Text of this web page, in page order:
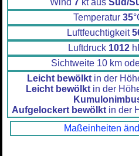
Wind 7kt aus Süd/
Temperatur 35
Luftfeuchtigkeit
Luftdruck 1012
Sichtweite 10 km
Leicht bewölktin der
Leicht bewölktin der
Aufgelockert bewölkt in der
Maßeinheiten